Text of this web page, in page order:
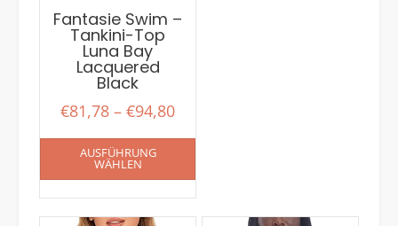
Fantasie Swim –
Tankini-Top
Luna Bay
Lacquered
Black
€81,78 –€94,80
AUSFÜHRUNG
WÄHLEN